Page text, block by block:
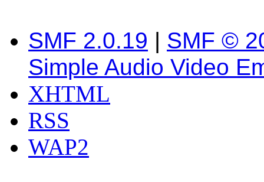
SMF 2.0.19 | SMF ©
Simple Audio Video
XHTML
RSS
WAP2